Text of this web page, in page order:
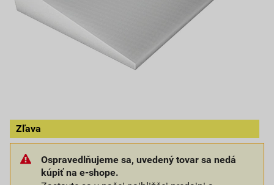
Zľava
Ospravedlňujeme sa, uvedený tovar sa nedá
kúpiť na e-shope.